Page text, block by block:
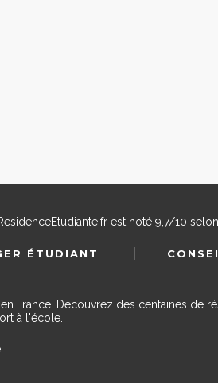
est noté 9,7/10 selon
ÉTUDIANT
France. Découvrez des centaines de
à l'école.